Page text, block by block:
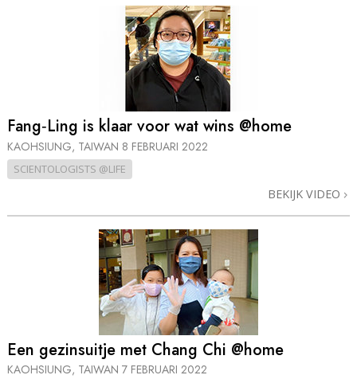
Fang‑Ling is klaar voor wat wins @home
KAOHSIUNG, TAIWAN 8 FEBRUARI 2022
SCIENTOLOGISTS @LIFE
BEKIJK VIDEO
Een gezinsuitje met Chang Chi @home
KAOHSIUNG, TAIWAN 7 FEBRUARI 2022